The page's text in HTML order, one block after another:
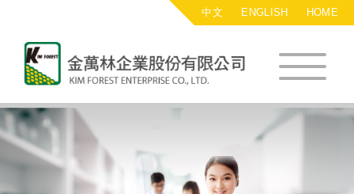
中文 ENGLISH HOME
金萬林